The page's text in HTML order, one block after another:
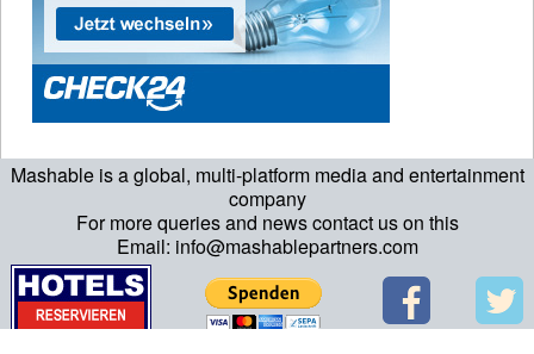
Mashable is a global, multi-platform media and entertainment
company
For more queries and news contact us on this
Email: info@mashablepartners.com